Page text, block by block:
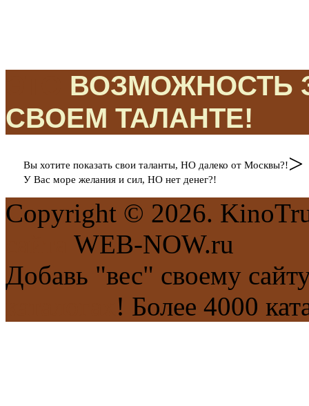
ВОЗМОЖНОСТЬ
СВОЕМ ТАЛАНТЕ!
Вы хотите показать свои таланты, НО далеко от Москвы?!
У Вас море желания и сил, НО нет денег?!
>
Copyright © 2026.
WEB-NOW.ru
Добавь "вес" своему
! Более 4000